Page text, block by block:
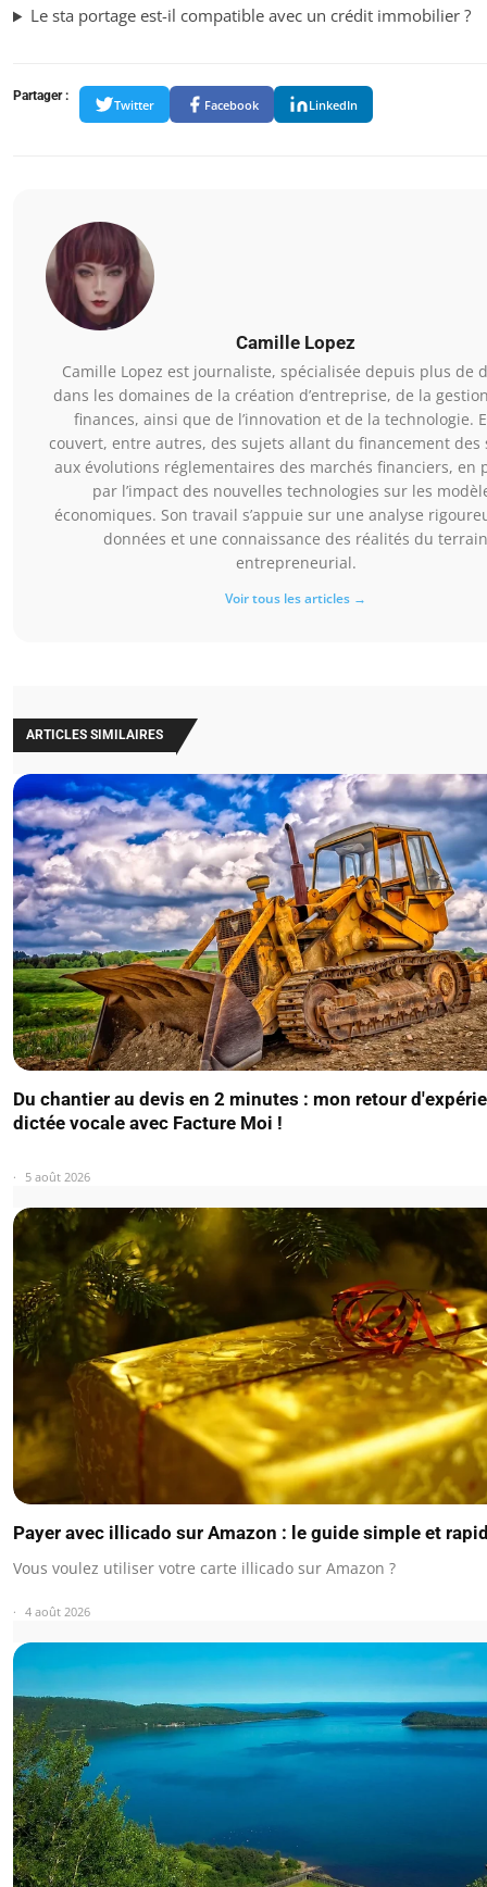
Le sta portage est-il compatible avec un crédit immobilier ?
Partager :
Twitter Facebook LinkedIn
Camille Lopez
Camille Lopez est journaliste, spécialisée depuis plus de
dans les domaines de la création d’entreprise, de la
finances, ainsi que de l’innovation et de la technologie.
couvert, entre autres, des sujets allant du financement des
aux évolutions réglementaires des marchés financiers, en
par l’impact des nouvelles technologies sur les
économiques. Son travail s’appuie sur une analyse
données et une connaissance des réalités du terrain
entrepreneurial.
Voir tous les articles →
ARTICLES SIMILAIRES
Du chantier au devis en 2 minutes : mon retour
dictée vocale avec Facture Moi !
5 août 2026
Payer avec illicado sur Amazon : le guide simple et
Vous voulez utiliser votre carte illicado sur Amazon ?
4 août 2026